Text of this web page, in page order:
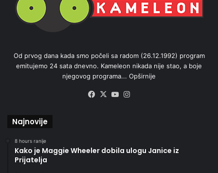
Od prvog dana kada smo počeli sa radom (26.12.1992) program
emitujemo 24 sata dnevno. Kameleon nikada nije stao, a boje
njegovog programa... Opširnije
Facebook
X YouTube
Najnovije
8 hours ranije
Kako je Maggie Wheeler dobila ulogu Janice iz
Prijatelja